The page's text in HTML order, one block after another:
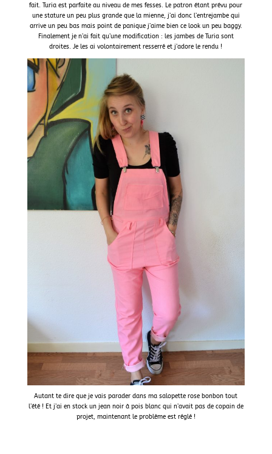
fait. Turia est parfaite au niveau de mes fesses. Le patron étant prévu pour
une stature un peu plus grande que la mienne, j’ai donc l’entrejambe qui
arrive un peu bas mais point de panique j’aime bien ce look un peu baggy.
Finalement je n’ai fait qu’une modification : les jambes de Turia sont
droites. Je les ai volontairement resserré et j’adore le rendu !
Autant te dire que je vais parader dans ma salopette rose bonbon tout
l’été ! Et j’ai en stock un jean noir à pois blanc qui n’avait pas de copain de
projet, maintenant le problème est réglé !